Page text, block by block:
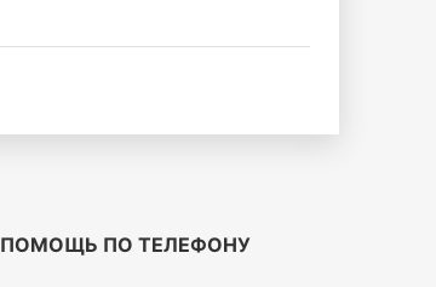
ПОМОЩЬ ПО ТЕЛЕФОНУ